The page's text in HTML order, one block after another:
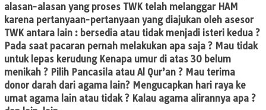
alasan-alasan yang proses TWK telah melanggar HAM
karena pertanyaan-pertanyaan yang diajukan oleh asesor
TWK antara lain : bersedia atau tidak menjadi isteri kedua ?
Pada saat pacaran pernah melakukan apa saja ? Mau tidak
untuk lepas kerudung Kenapa umur di atas 30 belum
menikah ? Pilih Pancasila atau Al Qur’an ? Mau terima
donor darah dari agama lain? Mengucapkan hari raya ke
umat agama lain atau tidak ? Kalau agama alirannya apa ?